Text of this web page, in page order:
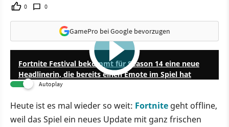
0 0
GamePro bei Google bevorzugen
0:34
Fortnite Festival bekommt für Season 14 eine neue
Headlinerin, die bereits einen Emote im Spiel hat
Autoplay
Heute ist es mal wieder so weit: Fortnite geht offline,
weil das Spiel ein neues Update mit ganz frischen